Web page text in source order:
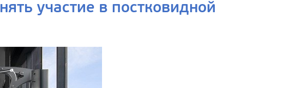
участие в постковидной